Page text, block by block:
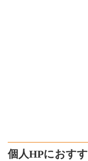
個人HPにおす